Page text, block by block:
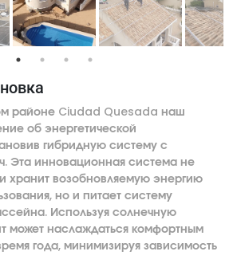
районе Ciudad Quesada наш
об энергетической
гибридную систему с
Эта инновационная система не
и хранит возобновляемую энергию
но и питает систему
Используя солнечную
может наслаждаться комфортным
года, минимизируя зависимость